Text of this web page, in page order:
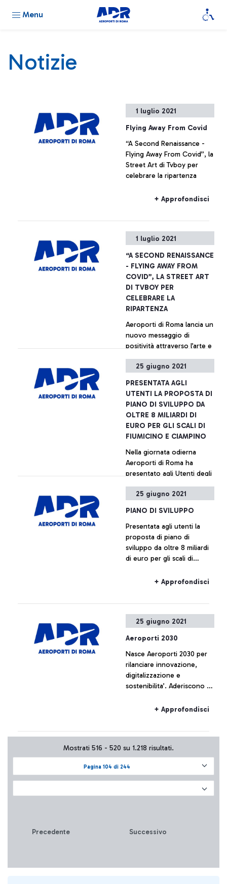
Menu
Notizie
1 luglio 2021
Flying Away From Covid
“A Second Renaissance -
Flying Away From Covid”, la
Street Art di Tvboy per
celebrare la ripartenza
+ Approfondisci
1 luglio 2021
“A SECOND RENAISSANCE
- FLYING AWAY FROM
COVID”, LA STREET ART
DI TVBOY PER
CELEBRARE LA
RIPARTENZA
Aeroporti di Roma lancia un
nuovo messaggio di
positività attraverso l’arte e
nostro Paese. E lo fa
+ Approfondisci
25 giugno 2021
PRESENTATA AGLI
UTENTI LA PROPOSTA DI
PIANO DI SVILUPPO DA
OLTRE 8 MILIARDI DI
EURO PER GLI SCALI DI
FIUMICINO E CIAMPINO
Nella giornata odierna
Aeroporti di Roma ha
presentato agli Utenti degli
Ciampino la nuova
Fino alla fine della
concessione nel 2046, il
Piano prevede ulteriori 8,2
miliardi di euro di
aggiungono ai circa 1,8
dal 2012 ad oggi, per un
totale di circa 10 miliardi di
euro.
+ Approfondisci
25 giugno 2021
PIANO DI SVILUPPO
Presentata agli utenti la
proposta di piano di
sviluppo da oltre 8 miliardi
di euro per gli scali di
+ Approfondisci
25 giugno 2021
Aeroporti 2030
Nasce Aeroporti 2030 per
rilanciare innovazione,
digitalizzazione e
sostenibilita’. Aderiscono gli
Treviso, Verona e Brescia
+ Approfondisci
Pagina 104 di 244
Mostrati 516 - 520 su 1.218 risultati.
Precedente Successivo